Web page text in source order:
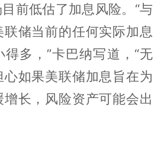
前低估了加息风险。“与
储当前的任何实际加息
多，”卡巴纳写道，“无
如果美联储加息旨在为
长，风险资产可能会出